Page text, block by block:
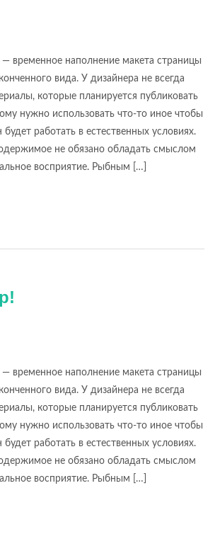
— временное наполнение макета страницы
вида. У дизайнера не всегда
которые планируется публиковать
нужно использовать что-то иное чтобы
будет работать в естественных условиях.
не обязано обладать смыслом
восприятие. Рыбным […]
— временное наполнение макета страницы
вида. У дизайнера не всегда
которые планируется публиковать
нужно использовать что-то иное чтобы
будет работать в естественных условиях.
не обязано обладать смыслом
восприятие. Рыбным […]